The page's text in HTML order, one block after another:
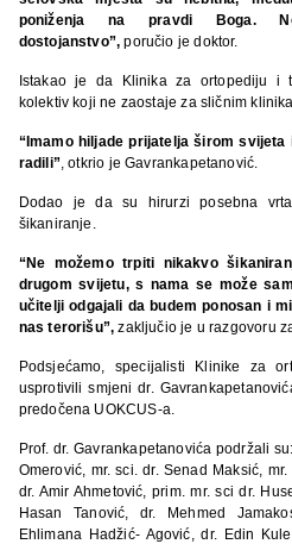
poniženja na pravdi Boga.
dostojanstvo”, poručio je doktor.
Istakao je da Klinika za ortopediju i
kolektiv koji ne zaostaje za sličnim
“Imamo hiljade prijatelja širom
radili”, otkrio je Gavrankapetanović.
Dodao je da su hirurzi posebna
šikaniranje.
“Ne možemo trpiti nikakvo
drugom svijetu, s nama se može
učitelji odgajali da budem ponosan i
nas terorišu”, zaključio je u razgovoru za
Podsjećamo, specijalisti Klinike za
usprotivili smjeni dr.
predočena UOKCUS-a.
Prof. dr. Gavrankapetanovića podržali
Omerović, mr. sci. dr. Senad Maksić,
dr. Amir Ahmetović, prim. mr. sci dr.
Hasan Tanović, dr. Mehmed
Ehlimana Hadžić- Agović, dr. Edin